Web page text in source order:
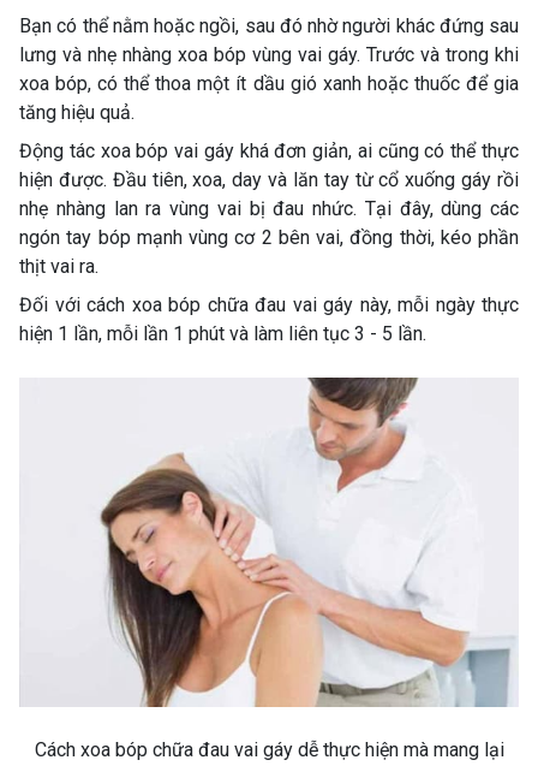
Bạn có thể nằm hoặc ngồi, sau đó nhờ người khác đứng sau
lưng và nhẹ nhàng xoa bóp vùng vai gáy. Trước và trong khi
xoa bóp, có thể thoa một ít dầu gió xanh hoặc thuốc để gia
tăng hiệu quả.
Động tác xoa bóp vai gáy khá đơn giản, ai cũng có thể thực
hiện được. Đầu tiên, xoa, day và lăn tay từ cổ xuống gáy rồi
nhẹ nhàng lan ra vùng vai bị đau nhức. Tại đây, dùng các
ngón tay bóp mạnh vùng cơ 2 bên vai, đồng thời, kéo phần
thịt vai ra.
Đối với cách xoa bóp chữa đau vai gáy này, mỗi ngày thực
hiện 1 lần, mỗi lần 1 phút và làm liên tục 3 - 5 lần.
Cách xoa bóp chữa đau vai gáy dễ thực hiện mà mang lại